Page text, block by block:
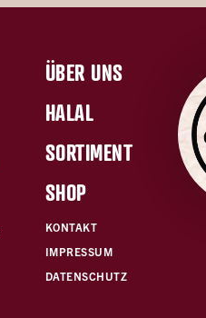
ÜBER UNS
HALAL
SORTIMENT
SHOP
KONTAKT
IMPRESSUM
DATENSCHUTZ